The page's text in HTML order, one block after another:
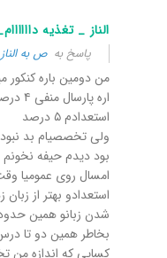
الناز _ تغذیه
پاسخ بهص به
من دومین باره کنکور
اره پارسال منفی ۴ درصد شد
استعدادم ۵ درصد
ولی تخصصیام بد
بود دیدم حیفه نخونم
امسال روی عمومیا
استعدادو بهتر از
شدن زبانو همین حدود ۲۰ درصد
بخاطر همین دو تا
کسایی که اندازه من